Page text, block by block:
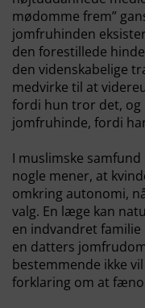
mødomme frem”
jomfruhinden
den forestillede
den videnskabelige
medvirke til at
fordi hun tror det, og
jomfruhinde, fordi
I muslimske
nogle mener, at
omkring autonomi,
valg. En læge kan
en indvandret familie
en datters
bestemmende ikke
forklaring om at